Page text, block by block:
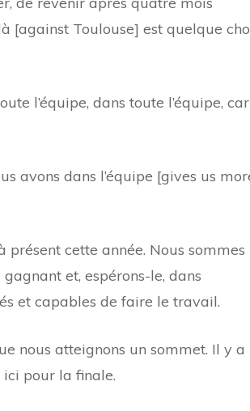
[against Toulouse] est quelque
l’équipe, dans toute l’équipe, car
avons dans l’équipe [gives us
présent cette année. Nous sommes
et, espérons-le, dans
et capables de faire le travail.
nous atteignons un sommet. Il y a
pour la finale.